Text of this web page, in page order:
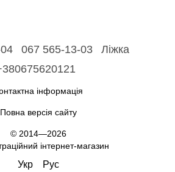
067 565-13-03
Ліжка
інформація
Повна версія сайту
© 2014—2026
інтернет-магазин
Укр Рус